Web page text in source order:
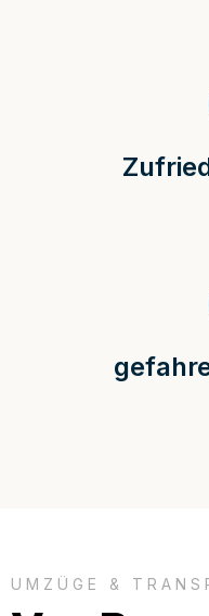
UMZÜGE &